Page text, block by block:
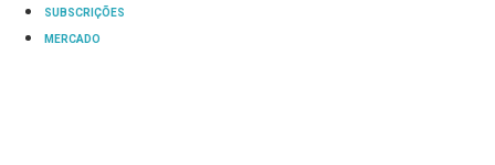
SUBSCRIÇÕES
MERCADO